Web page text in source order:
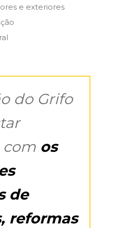
e exteriores
do Grifo
com os
de
reformas